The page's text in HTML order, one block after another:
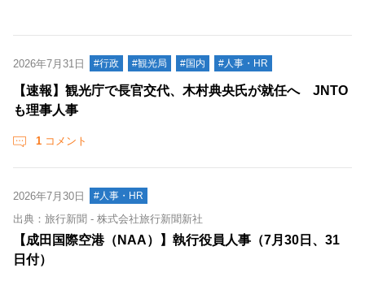
2026年7月31日 #行政 #観光局 #国内 #人事・HR
【速報】観光庁で長官交代、木村典央氏が就任へ JNTO
も理事人事
1 コメント
2026年7月30日 #人事・HR
出典：旅行新聞 - 株式会社旅行新聞新社
【成田国際空港（NAA）】執行役員人事（7月30日、31
日付）